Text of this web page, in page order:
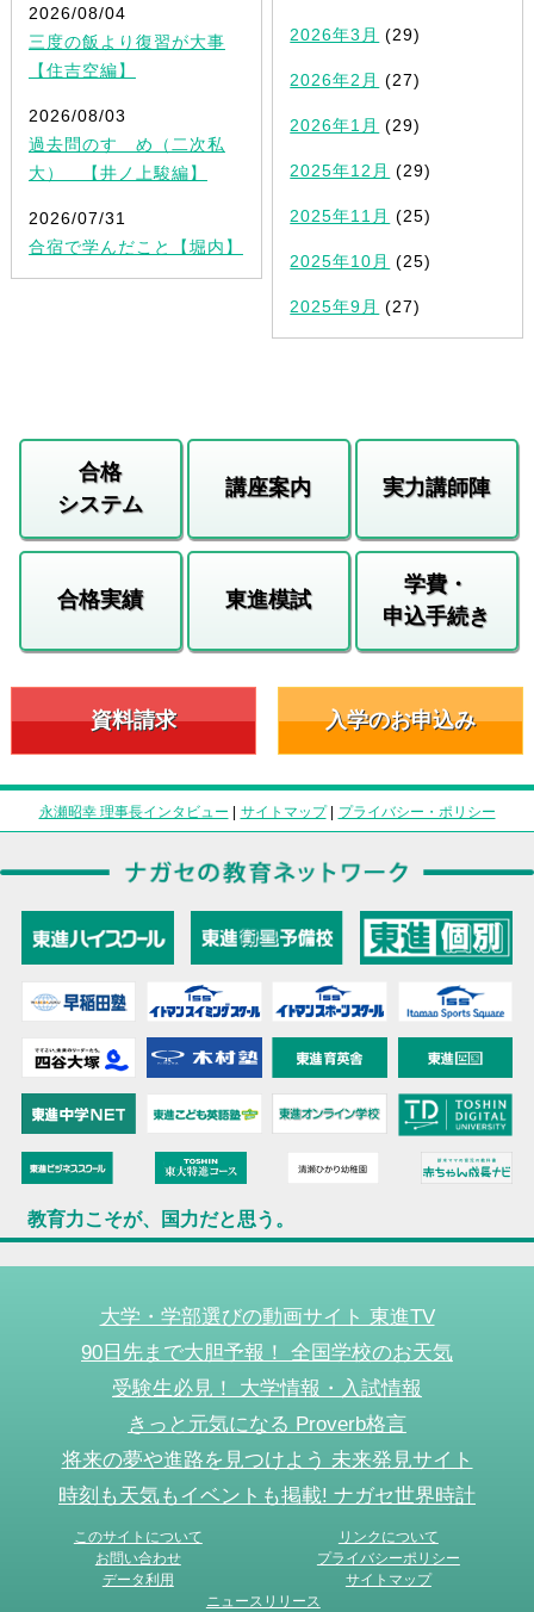
2026/08/04
三度の飯より復習が大事
【住吉空編】
2026/08/03
過去問のすゝめ（二次私
大） 【井ノ上駿編】
2026/07/31
合宿で学んだこと【堀内】
2026年3月 (29)
2026年2月 (27)
2026年1月 (29)
2025年12月 (29)
2025年11月 (25)
2025年10月 (25)
2025年9月 (27)
合格
システム
講座案内 実力講師陣
合格実績 東進模試
学費・
申込手続き
資料請求 入学のお申込み
永瀬昭幸 理事長インタビュー | サイトマップ| プライバシー・ポリシー
教育力こそが、国力だと思う。
大学・学部選びの動画サイト 東進TV
90日先まで大胆予報！ 全国学校のお天気
受験生必見！ 大学情報・入試情報
きっと元気になる Proverb格言
将来の夢や進路を見つけよう 未来発見サイト
時刻も天気もイベントも掲載! ナガセ世界時計
このサイトについて
リンクについて
お問い合わせ
プライバシーポリシー
データ利用
サイトマップ
ニュースリリース